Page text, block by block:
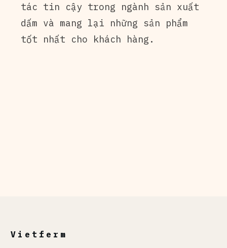
tác tin cậy trong ngành sản xuất
dấm và mang lại những sản phẩm
tốt nhất cho khách hàng.
Vietferm